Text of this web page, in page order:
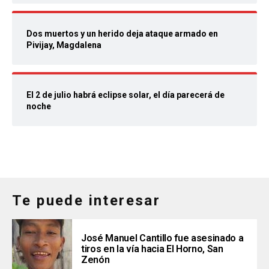
Dos muertos y un herido deja ataque armado en
Pivijay, Magdalena
El 2 de julio habrá eclipse solar, el día parecerá de
noche
Te puede interesar
José Manuel Cantillo fue asesinado a
tiros en la vía hacia El Horno, San
Zenón